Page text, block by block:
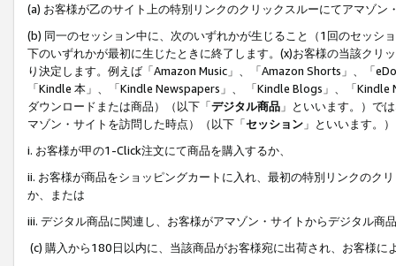
(a) お客様が乙のサイト上の特別リンクのクリックスルーにてアマゾン
(b) 同一のセッション中に、次のいずれかが生じること（1回のセッシ
下のいずれかが最初に生じたときに終了します。(x)お客様の当該ク
り決定します。例えば「Amazon Music」、「Amazon Shorts」、「
「Kindle 本」、「Kindle Newspapers」、 「Kindle Blogs」、「
ダウンロードまたは商品）（以下「デジタル商品 」といいます。）で
マゾン・サイトを訪問した時点）（以下「セッション 」といいます。
i. お客様が甲の1-Click注文にて商品を購入するか、
ii. お客様が商品をショッピングカートに入れ、最初の特別リンクのク
か、または
iii. デジタル商品に関連し、お客様がアマゾン・サイトからデジタル
(c) 購入から180日以内に、当該商品がお客様宛に出荷され、お客様